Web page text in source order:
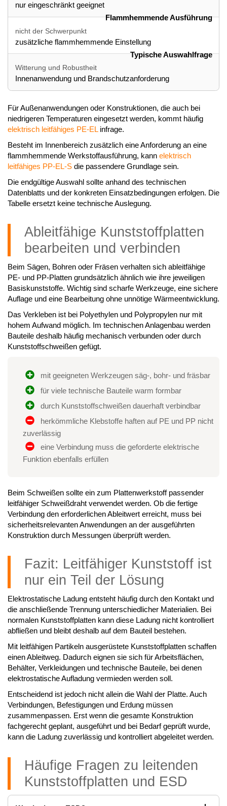
nur eingeschränkt geeignet
Flammhemmende Ausführung
nicht der Schwerpunkt
zusätzliche flammhemmende Einstellung
Typische Auswahlfrage
Witterung und Robustheit
Innenanwendung und Brandschutzanforderung
Für Außenanwendungen oder Konstruktionen, die auch bei
niedrigeren Temperaturen eingesetzt werden, kommt häufig
elektrisch leitfähiges PE-ELinfrage.
Besteht im Innenbereich zusätzlich eine Anforderung an eine
flammhemmende Werkstoffausführung, kann elektrisch
leitfähiges PP-EL-S die passendere Grundlage sein.
Die endgültige Auswahl sollte anhand des technischen
Datenblatts und der konkreten Einsatzbedingungen erfolgen. Die
Tabelle ersetzt keine technische Auslegung.
Ableitfähige Kunststoffplatten
bearbeiten und verbinden
Beim Sägen, Bohren oder Fräsen verhalten sich ableitfähige
PE- und PP-Platten grundsätzlich ähnlich wie ihre jeweiligen
Basiskunststoffe. Wichtig sind scharfe Werkzeuge, eine sichere
Auflage und eine Bearbeitung ohne unnötige Wärmeentwicklung.
Das Verkleben ist bei Polyethylen und Polypropylen nur mit
hohem Aufwand möglich. Im technischen Anlagenbau werden
Bauteile deshalb häufig mechanisch verbunden oder durch
Kunststoffschweißen gefügt.
mit geeigneten Werkzeugen säg-, bohr- und fräsbar
für viele technische Bauteile warm formbar
durch Kunststoffschweißen dauerhaft verbindbar
herkömmliche Klebstoffe haften auf PE und PP nicht
zuverlässig
eine Verbindung muss die geforderte elektrische
Funktion ebenfalls erfüllen
Beim Schweißen sollte ein zum Plattenwerkstoff passender
leitfähiger Schweißdraht verwendet werden. Ob die fertige
Verbindung den erforderlichen Ableitwert erreicht, muss bei
sicherheitsrelevanten Anwendungen an der ausgeführten
Konstruktion durch Messungen überprüft werden.
Fazit: Leitfähiger Kunststoff ist
nur ein Teil der Lösung
Elektrostatische Ladung entsteht häufig durch den Kontakt und
die anschließende Trennung unterschiedlicher Materialien. Bei
normalen Kunststoffplatten kann diese Ladung nicht kontrolliert
abfließen und bleibt deshalb auf dem Bauteil bestehen.
Mit leitfähigen Partikeln ausgerüstete Kunststoffplatten schaffen
einen Ableitweg. Dadurch eignen sie sich für Arbeitsflächen,
Behälter, Verkleidungen und technische Bauteile, bei denen
elektrostatische Aufladung vermieden werden soll.
Entscheidend ist jedoch nicht allein die Wahl der Platte. Auch
Verbindungen, Befestigungen und Erdung müssen
zusammenpassen. Erst wenn die gesamte Konstruktion
fachgerecht geplant, ausgeführt und bei Bedarf geprüft wurde,
kann die Ladung zuverlässig und kontrolliert abgeleitet werden.
Häufige Fragen zu leitenden
Kunststoffplatten und ESD